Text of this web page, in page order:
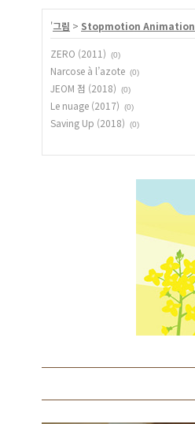
'그림 > Stopmotion Animation
ZERO (2011) (0)
Narcose à l’azote (0)
JEOM 점 (2018) (0)
Le nuage (2017) (0)
Saving Up (2018) (0)